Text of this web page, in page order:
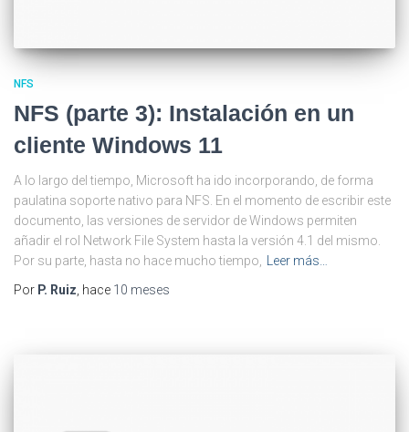
NFS
NFS (parte 3): Instalación en un
cliente Windows 11
A lo largo del tiempo, Microsoft ha ido incorporando, de forma
paulatina soporte nativo para NFS. En el momento de escribir este
documento, las versiones de servidor de Windows permiten
añadir el rol Network File System hasta la versión 4.1 del mismo.
Por su parte, hasta no hace mucho tiempo, Leer más…
Por P. Ruiz, hace 10 meses